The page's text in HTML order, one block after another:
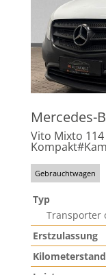
Mercedes-
Vito Mixto 114
Gebrauchtwagen
Typ
Transporter
Erstzulassung
Kilometerstand